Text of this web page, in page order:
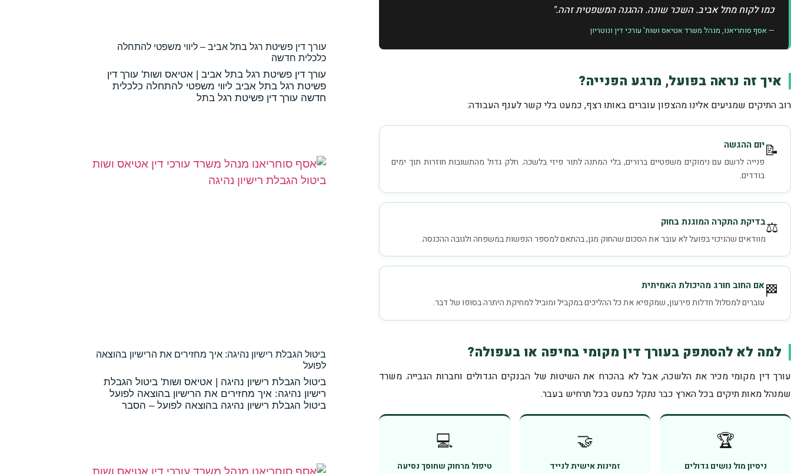
כמו לקוח מתל אביב. השכר שונה. ההגנה המשפטית זהה."
— אסף סוחריאנו, מנהל משרד אטיאס ושות' עורכי דין ונוטריון
איך זה נראה בפועל, מרגע הפנייה?
רוב התיקים שמגיעים אלינו מהצפון עוברים באותו רצף, כמעט בלי קשר לענף העבודה:
📝יום ההגשה
פנייה לרשם עם נימוקים משפטיים ברורים, בלי המתנה לתור פיזי בלשכה. חלק גדול מהתשובות חוזרות תוך ימים
בודדים.
⚖️בדיקת התקרה המוגנת בחוק
מוודאים שהניכוי בפועל לא עובר את הסכום שהחוק מגן, בהתאם למספר הנפשות במשפחה ולגובה ההכנסה.
🏁אם החוב חורג מהיכולת האמיתית
עוברים למסלול חדלות פירעון, שמקפיא את כל ההליכים במקביל ומוביל למחיקת היתרה בסופו של דבר.
למה לא להסתפק בעורך דין מקומי בחיפה או בעפולה?
עורך דין מקומי מכיר את הלשכה, אבל לא בהכרח את השיטות של הבנקים הגדולים וחברות הגבייה. משרד
שמנהל מאות תיקים בכל הארץ כבר נתקל כמעט בכל תרחיש בעבר.
🏆
ניסיון מול נושים גדולים
🤝
זמינות אישית לנייד
💻
טיפול מרחוק שחוסך נסיעה
עורך דין פשיטת רגל בתל אביב – ליווי משפטי להתחלה
כלכלית חדשה
עורך דין פשיטת רגל בתל אביב | אטיאס ושות' עורך דין
פשיטת רגל בתל אביב ליווי משפטי להתחלה כלכלית
חדשה עורך דין פשיטת רגל בתל
ביטול הגבלת רישיון נהיגה: איך מחזירים את הרישיון בהוצאה
לפועל
ביטול הגבלת רישיון נהיגה | אטיאס ושות' ביטול הגבלת
רישיון נהיגה: איך מחזירים את הרישיון בהוצאה לפועל
ביטול הגבלת רישיון נהיגה בהוצאה לפועל – הסבר